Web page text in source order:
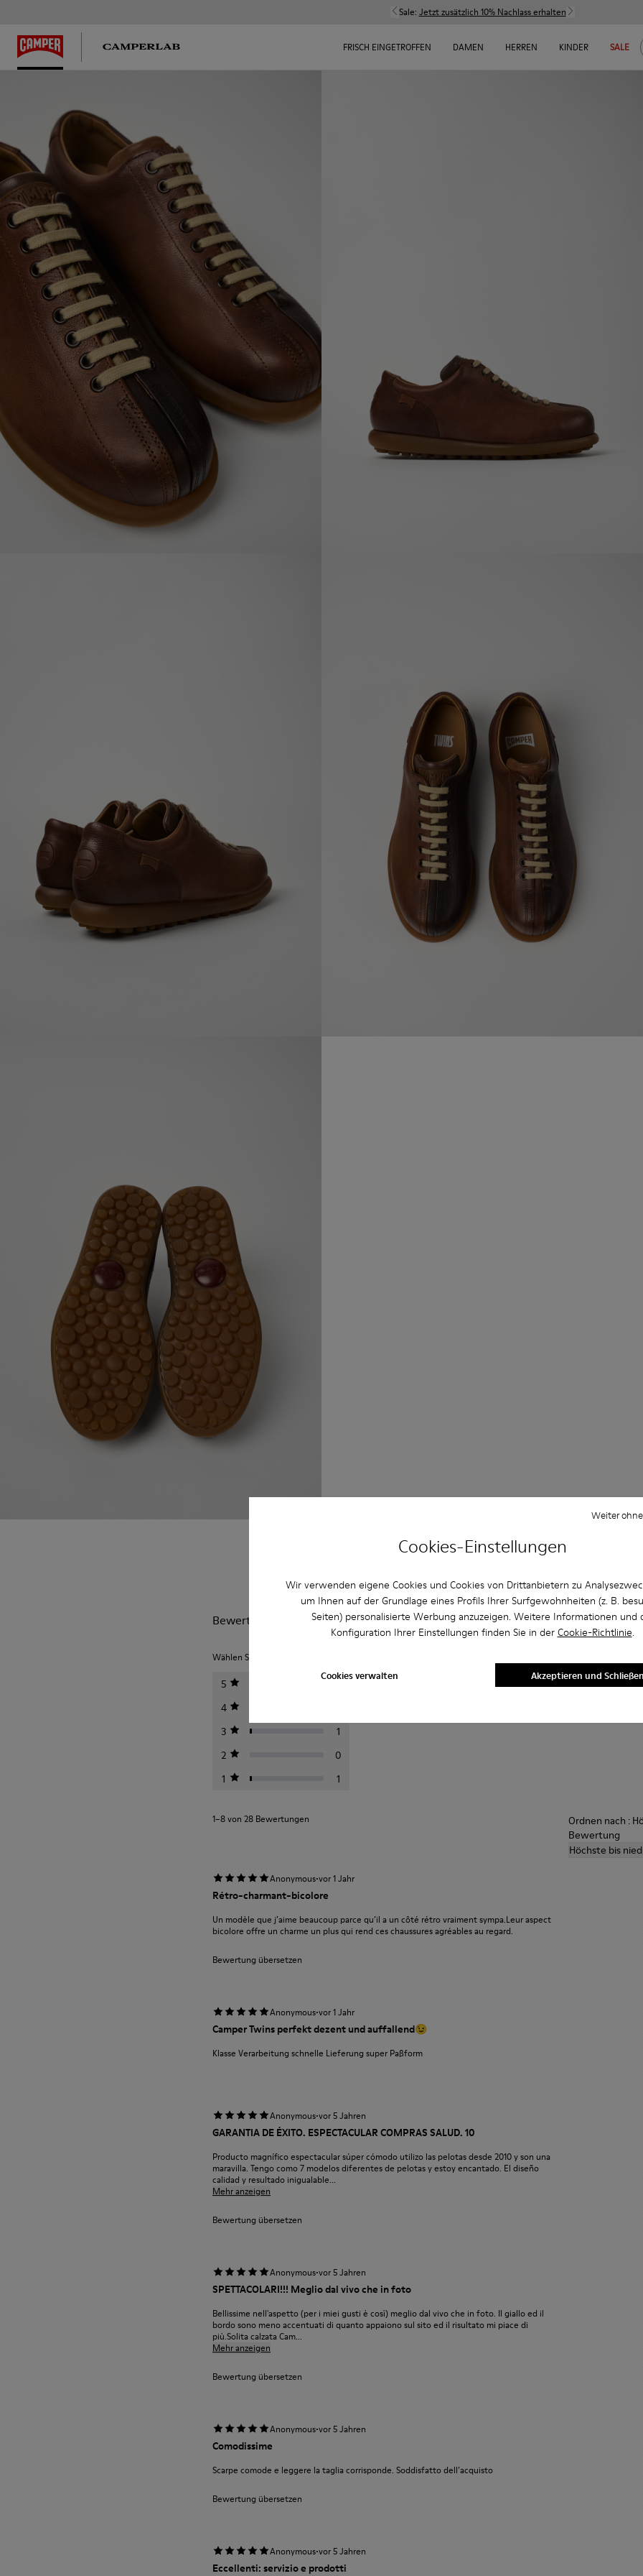
Cookies-Einstellungen
Wir verwenden eigene Cookies und Cookies von Drittanbietern zu
um Ihnen auf der Grundlage eines Profils Ihrer Surfgewohnheiten (z. B.
Seiten) personalisierte Werbung anzuzeigen. Weitere Informationen und
Konfiguration Ihrer Einstellungen finden Sie in der Cookie-Richtlinie.
Cookies verwalten
Weiter
Akzeptieren und Schließen
Sale: Jetzt zusätzlich 10% Nachlass erhalten
FRISCH EINGETROFFEN DAMEN HERREN KINDER SALE
Bewertungen von Twins
Wählen Sie unten eine Bewertung aus, um Bewertungen zu filtern
5
4
3
1
2
0
1
1
1–8 von 28 Bewertungen
Ordnen nach :
Bewertung
Höchste bis
Anonymous·vor 1 Jahr
Rétro-charmant-bicolore
Un modèle que j’aime beaucoup parce qu’il a un côté rétro vraiment sympa.Leur aspect
bicolore offre un charme un plus qui rend ces chaussures agréables au regard.
Bewertung übersetzen
Anonymous·vor 1 Jahr
Camper Twins perfekt dezent und auffallend😉
Klasse Verarbeitung schnelle Lieferung super Paßform
Anonymous·vor 5 Jahren
GARANTIA DE ÉXITO. ESPECTACULAR COMPRAS SALUD. 10
Producto magnífico espectacular súper cómodo utilizo las pelotas desde 2010 y son una
maravilla. Tengo como 7 modelos diferentes de pelotas y estoy encantado. El diseño
calidad y resultado inigualable...
Mehr anzeigen
Bewertung übersetzen
Anonymous·vor 5 Jahren
SPETTACOLARI!!! Meglio dal vivo che in foto
Bellissime nell'aspetto (per i miei gusti è così) meglio dal vivo che in foto. Il giallo ed il
bordo sono meno accentuati di quanto appaiono sul sito ed il risultato mi piace di
più.Solita calzata Cam...
Mehr anzeigen
Bewertung übersetzen
Anonymous·vor 5 Jahren
Comodissime
Scarpe comode e leggere la taglia corrisponde. Soddisfatto dell’acquisto
Bewertung übersetzen
Anonymous·vor 5 Jahren
Eccellenti: servizio e prodotti